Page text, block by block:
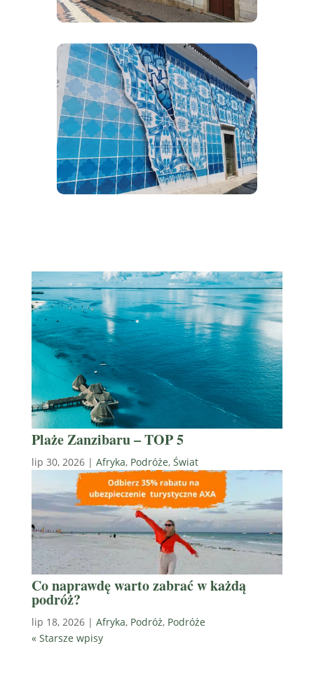
Plaże Zanzibaru – TOP 5
lip 30, 2026| Afryka, Podróże, Świat
Co naprawdę warto zabrać w każdą
podróż?
lip 18, 2026| Afryka, Podróż, Podróże
« Starsze wpisy